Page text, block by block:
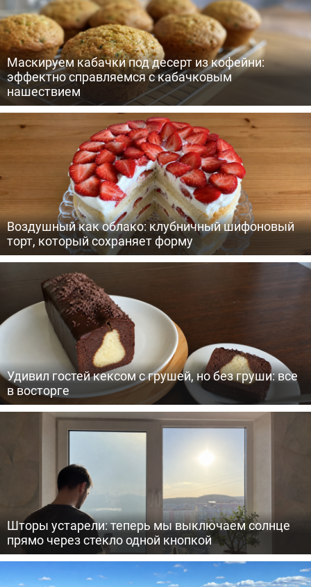
Маскируем кабачки под десерт из кофейни:
эффектно справляемся с кабачковым
нашествием
Воздушный как облако: клубничный шифоновый
торт, который сохраняет форму
Удивил гостей кексом с грушей, но без груши: все
в восторге
Шторы устарели: теперь мы выключаем солнце
прямо через стекло одной кнопкой